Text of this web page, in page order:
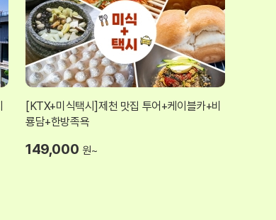
[KTX+미식택시]제천 맛집 투어+케이블카+비
룡담+한방족욕
149,000 원~